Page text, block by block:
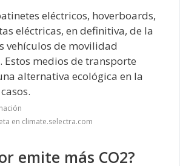
eléctricos, hoverboards,
eléctricas, en definitiva, de la
vehículos de movilidad
Estos medios de transporte
alternativa ecológica en la
en climate.selectra.com
emite más CO2?